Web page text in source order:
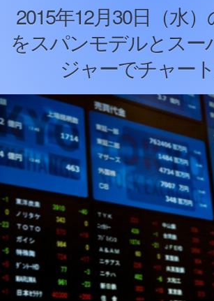
2015年12月30日（水）
をスパンモデルとスー
ジャーでチャー